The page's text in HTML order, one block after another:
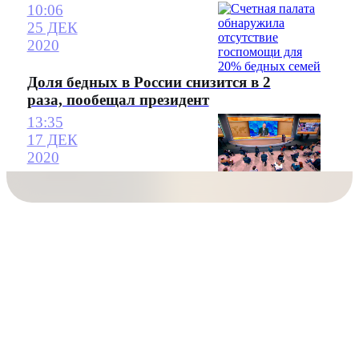
10:06
25 ДЕК
2020
Доля бедных в России снизится в 2
раза, пообещал президент
13:35
17 ДЕК
2020